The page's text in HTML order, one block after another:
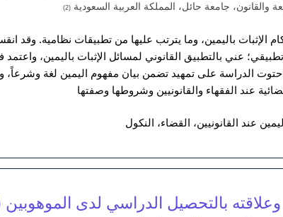
والقانون، جامعة حائل، المملكة العربية السعودية(2)
الإثبات باليمين، وما يترتب عليها من تطبيقات نظامية. وقد
عني بالتطبيق القانوني لمسائل الإثبات باليمين،
الدراسة على تمهيد تضمن بيان مفهوم اليمين لغة وشرعاً،
عند الفقهاء والقانونيين وشروطها وصفتها
عند القانونيين، القضاء، النكول
وعلاقته بالتحصيل الدراسي لدى